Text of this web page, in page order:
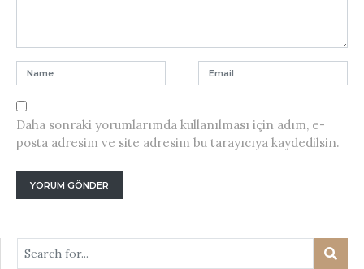
Daha sonraki yorumlarımda kullanılması için adım, e-
posta adresim ve site adresim bu tarayıcıya kaydedilsin.